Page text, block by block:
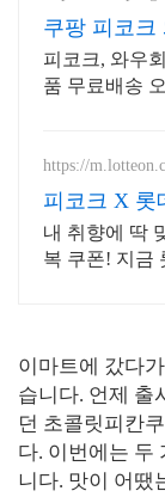
쿠팡 피코크
무료 배송
피코크, 와우
품 무료배송
https://
피코크 X 롯
천원 혜택!
내 취향에 딱
복 쿠폰! 지금
이마트에 갔다
습니다. 언제 출
던 초콜릿피칸
다. 이번에는 두
니다. 맛이 어땠